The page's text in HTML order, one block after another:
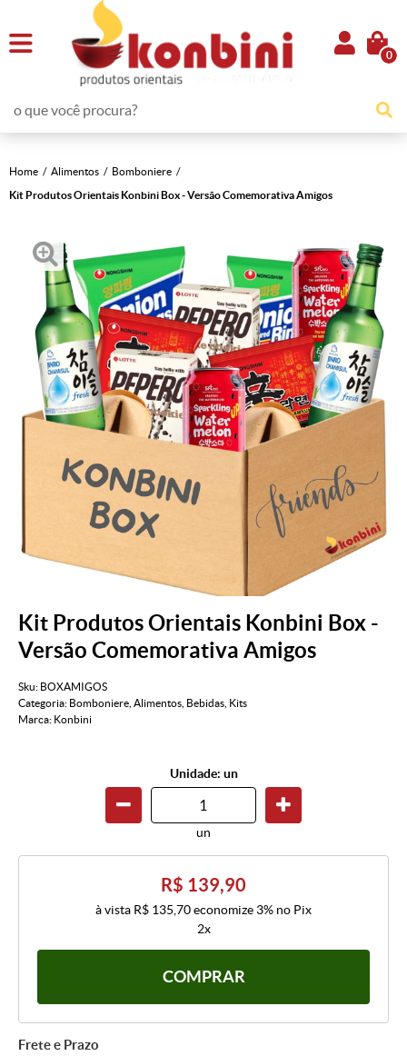
0
Home Alimentos
Bomboniere
Kit Produtos Orientais Konbini Box - Versão Comemorativa Amigos
Kit Produtos Orientais Konbini Box -
Versão Comemorativa Amigos
Sku: BOXAMIGOS
Categoria: Bomboniere Alimentos Bebidas Kits
Marca: Konbini
Unidade: un
un
R$ 139,90
à vista R$ 135,70economize 3% no Pix
2x
COMPRAR
Frete e Prazo